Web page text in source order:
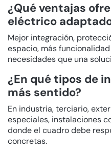
¿Qué ventajas
eléctrico
Mejor integración,
espacio, más
necesidades que una
¿En qué tipos de
más sentido?
En industria, terciario,
especiales, instalaciones
donde el cuadro debe
concretas.